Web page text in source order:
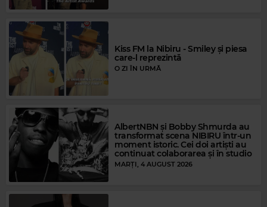
Magic Gold
RAY CHARLES–I CAN'T STOP LOVING YOU
Kiss FM la Nibiru - Smiley și piesa
care-l reprezintă
O ZI ÎN URMĂ
AlbertNBN și Bobby Shmurda au
transformat scena NIBIRU într-un
moment istoric. Cei doi artiști au
continuat colaborarea și în studio
MARȚI, 4 AUGUST 2026